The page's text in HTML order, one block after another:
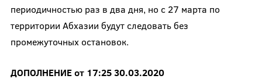
периодичностью раз в два дня, но с 27 марта по
территории Абхазии будут следовать без
промежуточных остановок.
ДОПОЛНЕНИЕ от 17:25 30.03.2020